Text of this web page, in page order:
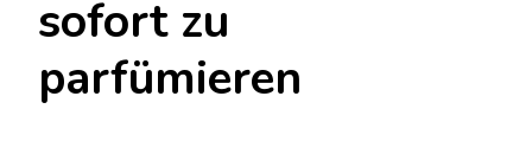
sofort zu
parfümieren